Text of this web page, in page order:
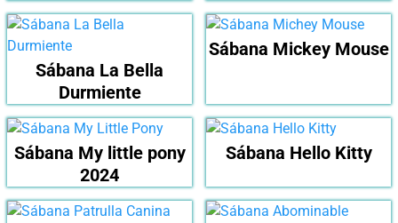
Sábana La Bella
Durmiente
Sábana Mickey Mouse
Sábana My little pony
2024
Sábana Hello Kitty